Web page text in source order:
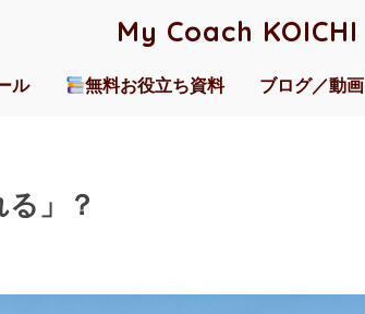
My Coach KOICHI
ル 無料お役立ち資料 ブログ／動画
る」？